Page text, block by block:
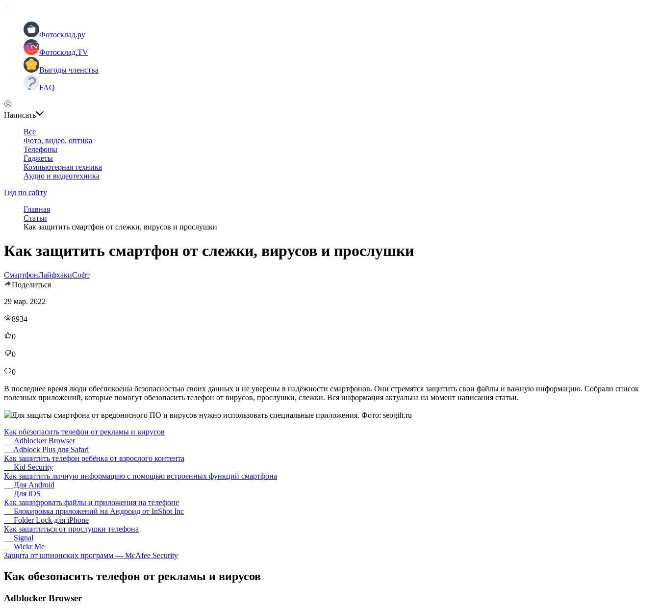
Фотосклад.ру
Фотосклад.TV
Выгоды членства
FAQ
Написать
Все
Фото, видео, оптика
Телефоны
Гаджеты
Компьютерная техника
Аудио и видеотехника
Гид по сайту
Главная
Статьи
Как защитить смартфон от слежки, вирусов и прослушки
Как защитить смартфон от слежки, вирусов и прослушки
СмартфонЛайфхакиСофт
Поделиться
29 мар. 2022
8934
0
0
0
В последнее время люди обеспокоены безопасностью своих данных и не уверены в надёжности смартфонов. Они стремятся защитить свои файлы и важную информацию. Собрали список
полезных приложений, которые помогут обезопасить телефон от вирусов, прослушки, слежки. Вся информация актуальна на момент написания статьи.
Для защиты смартфона от вредоносного ПО и вирусов нужно использовать специальные приложения. Фото: seogift.ru
Как обезопасить телефон от рекламы и вирусов
Adblocker Browser
Adblock Plus для Safari
Как защитить телефон ребёнка от взрослого контента
Kid Security
Как защитить личную информацию с помощью встроенных функций смартфона
Для Android
Для iOS
Как зашифровать файлы и приложения на телефоне
Блокировка приложений на Андроид от InShot Inc
Folder Lock для iPhone
Как защититься от прослушки телефона
Signal
Wickr Me
Защита от шпионских программ — McAfee Security
Как обезопасить телефон от рекламы и вирусов
Adblocker Browser